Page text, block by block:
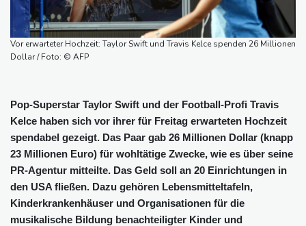
Vor erwarteter Hochzeit: Taylor Swift und Travis Kelce spenden 26 Millionen
Dollar / Foto: © AFP
Pop-Superstar Taylor Swift und der Football-Profi Travis
Kelce haben sich vor ihrer für Freitag erwarteten Hochzeit
spendabel gezeigt. Das Paar gab 26 Millionen Dollar (knapp
23 Millionen Euro) für wohltätige Zwecke, wie es über seine
PR-Agentur mitteilte. Das Geld soll an 20 Einrichtungen in
den USA fließen. Dazu gehören Lebensmitteltafeln,
Kinderkrankenhäuser und Organisationen für die
musikalische Bildung benachteiligter Kinder und